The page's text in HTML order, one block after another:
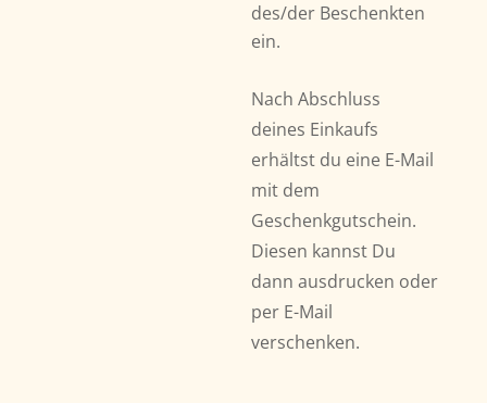
des/der Beschenkten
ein.
Nach Abschluss
deines Einkaufs
erhältst du eine E-Mail
mit dem
Geschenkgutschein.
Diesen kannst Du
dann ausdrucken oder
per E-Mail
verschenken.